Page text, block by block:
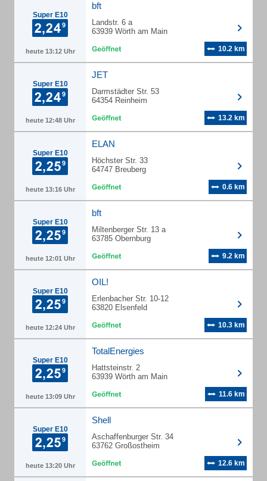
Super E10
heute 13:12 Uhr
bft
Landstr. 6 a
63939 Wörth am Main
10.2 km
Super E10
heute 12:48 Uhr
JET
Darmstädter Str. 53
64354 Reinheim
13.2 km
Super E10
heute 13:16 Uhr
ELAN
Höchster Str. 33
64747 Breuberg
0.6 km
Super E10
heute 12:01 Uhr
bft
Miltenberger Str. 13 a
63785 Obernburg
9.2 km
Super E10
heute 12:24 Uhr
OIL!
Erlenbacher Str. 10-12
63820 Elsenfeld
10.3 km
Super E10
heute 13:09 Uhr
TotalEnergies
Hattsteinstr. 2
63939 Wörth am Main
11.6 km
Super E10
heute 13:20 Uhr
Shell
Aschaffenburger Str. 34
63762 Großostheim
12.6 km